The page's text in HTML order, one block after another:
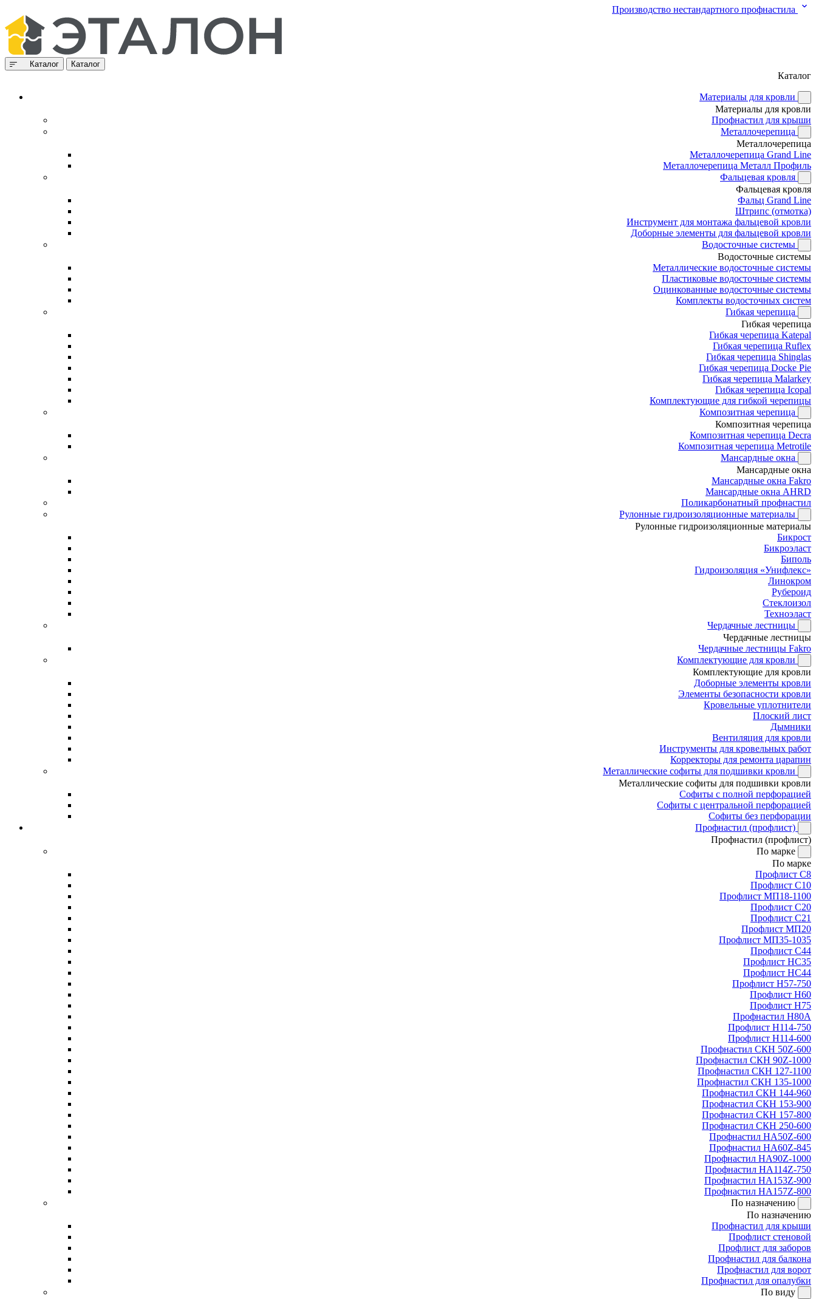
Производство нестандартного профнастила
Каталог Каталог
Каталог
Материалы для кровли
Материалы для кровли
Профнастил для крыши
Металлочерепица
Металлочерепица
Металлочерепица Grand Line
Металлочерепица Металл Профиль
Фальцевая кровля
Фальцевая кровля
Фальц Grand Line
Штрипс (отмотка)
Инструмент для монтажа фальцевой кровли
Доборные элементы для фальцевой кровли
Водосточные системы
Водосточные системы
Металлические водосточные системы
Пластиковые водосточные системы
Оцинкованные водосточные системы
Комплекты водосточных систем
Гибкая черепица
Гибкая черепица
Гибкая черепица Katepal
Гибкая черепица Ruflex
Гибкая черепица Shinglas
Гибкая черепица Docke Pie
Гибкая черепица Malarkey
Гибкая черепица Icopal
Комплектующие для гибкой черепицы
Композитная черепица
Композитная черепица
Композитная черепица Decra
Композитная черепица Metrotile
Мансардные окна
Мансардные окна
Мансардные окна Fakro
Мансардные окна AHRD
Поликарбонатный профнастил
Рулонные гидроизоляционные материалы
Рулонные гидроизоляционные материалы
Бикрост
Бикроэласт
Биполь
Гидроизоляция «Унифлекс»
Линокром
Рубероид
Стеклоизол
Техноэласт
Чердачные лестницы
Чердачные лестницы
Чердачные лестницы Fakro
Комплектующие для кровли
Комплектующие для кровли
Доборные элементы кровли
Элементы безопасности кровли
Кровельные уплотнители
Плоский лист
Дымники
Вентиляция для кровли
Инструменты для кровельных работ
Корректоры для ремонта царапин
Металлические софиты для подшивки кровли
Металлические софиты для подшивки кровли
Софиты с полной перфорацией
Софиты с центральной перфорацией
Софиты без перфорации
Профнастил (профлист)
Профнастил (профлист)
По марке
По марке
Профлист С8
Профлист С10
Профлист МП18-1100
Профлист С20
Профлист С21
Профлист МП20
Профлист МП35-1035
Профлист С44
Профлист НС35
Профлист НС44
Профлист Н57-750
Профлист Н60
Профлист Н75
Профнастил Н80А
Профлист Н114-750
Профлист Н114-600
Профнастил СКН 50Z-600
Профнастил СКН 90Z-1000
Профнастил СКН 127-1100
Профнастил СКН 135-1000
Профнастил СКН 144-960
Профнастил СКН 153-900
Профнастил СКН 157-800
Профнастил СКН 250-600
Профнастил НА50Z-600
Профнастил НА60Z-845
Профнастил НА90Z-1000
Профнастил НА114Z-750
Профнастил НА153Z-900
Профнастил НА157Z-800
По назначению
По назначению
Профнастил для крыши
Профлист стеновой
Профлист для заборов
Профнастил для балкона
Профнастил для ворот
Профнастил для опалубки
По виду